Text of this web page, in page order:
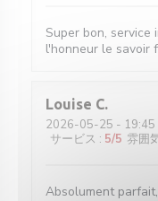
Super bon, service
l'honneur le savoir
Louise C
2026-05-25 - 19:45
サービス : 5/5 雰囲
Absolument